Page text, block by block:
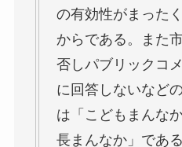
の有効性がまった
からである。また
否しパブリックコ
に回答しないなど
は「こどもまんな
長まんなか」であ